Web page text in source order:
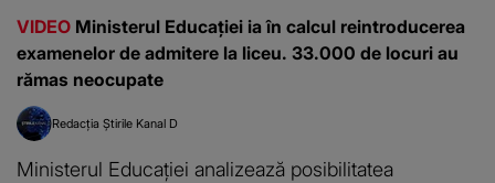
VIDEO Ministerul Educației ia în calcul reintroducerea
examenelor de admitere la liceu. 33.000 de locuri au
rămas neocupate
Redacția Știrile Kanal D
Ministerul Educației analizează posibilitatea